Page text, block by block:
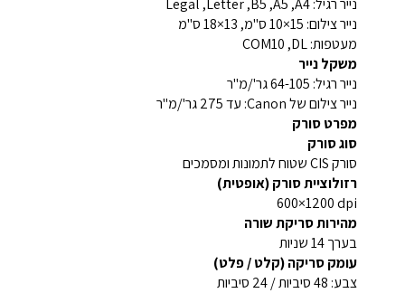
נייר רגיל: A4‏, A5‏, B5‏, Letter‏, Legal
נייר צילום: ‎10×15 ס"מ, 13×18 ס"מ
מעטפות: DL‏, COM10
משקל נייר
נייר רגיל: 64-105 גר'/מ"ר
נייר צילום של Canon: עד 275 גר'/מ"ר
מפרט סורק
סוג סורק
סורק CIS שטוח לתמונות ומסמכים
רזולוציית סורק (אופטית)
‎600×1200 dpi
מהירות סריקת שורה
בערך 14 שניות
עומק סריקה (קלט / פלט)
צבע: 48 סיביות / 24 סיביות